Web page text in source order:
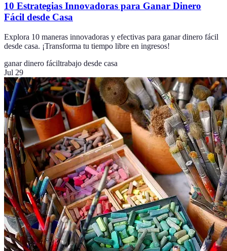
10 Estrategias Innovadoras para Ganar Dinero
Fácil desde Casa
Explora 10 maneras innovadoras y efectivas para ganar dinero fácil
desde casa. ¡Transforma tu tiempo libre en ingresos!
ganar dinero fáciltrabajo desde casa
Jul 29